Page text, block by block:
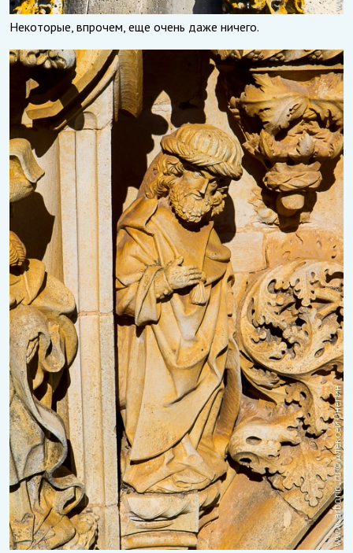
Некоторые, впрочем, еще очень даже ничего.